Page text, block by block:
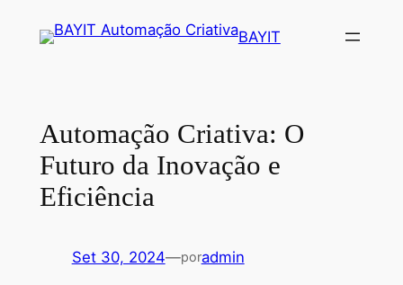
BAYIT
Automação Criativa: O
Futuro da Inovação e
Eficiência
Set 30, 2024—poradmin